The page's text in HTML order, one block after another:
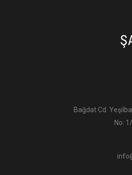
Bağdat Cd.
No: